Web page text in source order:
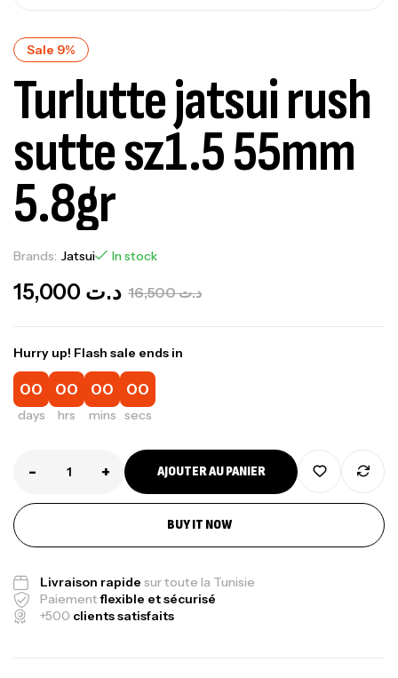
Sale 9%
Turlutte jatsui rush
sutte sz1.5 55mm
5.8gr
Brands: Jatsui In stock
د.ت16,500 د.ت
Hurry up! Flash sale ends in
00
days
00
hrs
00
mins
00
secs
- + AJOUTER AU PANIER
BUY IT NOW
Livraison rapide sur toute la Tunisie
Paiementflexible et sécurisé
+500 clients satisfaits